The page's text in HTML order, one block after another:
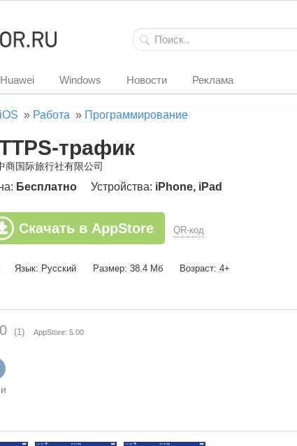
Huawei Windows Новости Реклама
» Работа » Программирование
трафик
商国际旅行社有限公司
Бесплатно Устройства: iPhone, iPad
Скачать в AppStore QR-код
Язык: Русский Размер: 38.4 Мб Возраст: 4+
(1) AppStore: 5.00